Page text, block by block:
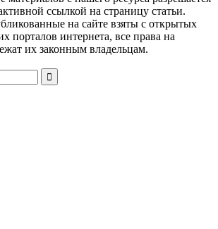
ссылкой на страницу статьи.
на сайте взяты с открытых
порталов интернета, все права на
их законным владельцам.